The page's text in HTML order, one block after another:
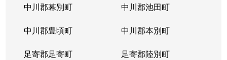
中川郡幕別町 中川郡池田町
中川郡豊頃町 中川郡本別町
足寄郡足寄町 足寄郡陸別町